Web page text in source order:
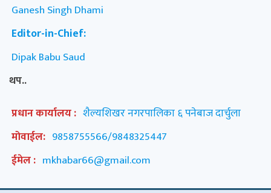
Ganesh Singh Dhami
Editor-in-Chief:
Dipak Babu Saud
थप..
प्रधान कार्यालय : शैल्यशिखर नगरपालिका ६ पनेबाज दार्चुला
मोवाईल: 9858755566/9848325447
ईमेल : mkhabar66@gmail.com